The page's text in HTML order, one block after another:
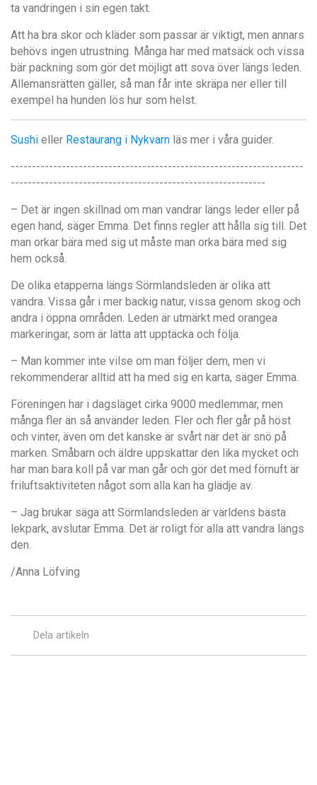
ta vandringen i sin egen takt.
Att ha bra skor och kläder som passar är viktigt, men annars
behövs ingen utrustning. Många har med matsäck och vissa
bär packning som gör det möjligt att sova över längs leden.
Allemansrätten gäller, så man får inte skräpa ner eller till
exempel ha hunden lös hur som helst.
Sushi eller Restaurang i Nykvarn läs mer i våra guider.
---------------------------------------------------------------------
------------------------------------------------------------
– Det är ingen skillnad om man vandrar längs leder eller på
egen hand, säger Emma. Det finns regler att hålla sig till. Det
man orkar bära med sig ut måste man orka bära med sig
hem också.
De olika etapperna längs Sörmlandsleden är olika att
vandra. Vissa går i mer backig natur, vissa genom skog och
andra i öppna områden. Leden är utmärkt med orangea
markeringar, som är lätta att upptäcka och följa.
– Man kommer inte vilse om man följer dem, men vi
rekommenderar alltid att ha med sig en karta, säger Emma.
Föreningen har i dagsläget cirka 9000 medlemmar, men
många fler än så använder leden. Fler och fler går på höst
och vinter, även om det kanske är svårt när det är snö på
marken. Småbarn och äldre uppskattar den lika mycket och
har man bara koll på var man går och gör det med förnuft är
friluftsaktiviteten något som alla kan ha glädje av.
– Jag brukar säga att Sörmlandsleden är världens bästa
lekpark, avslutar Emma. Det är roligt för alla att vandra längs
den.
/Anna Löfving
Dela artikeln